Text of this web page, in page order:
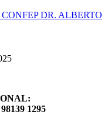
DR. ALBERTO
1295